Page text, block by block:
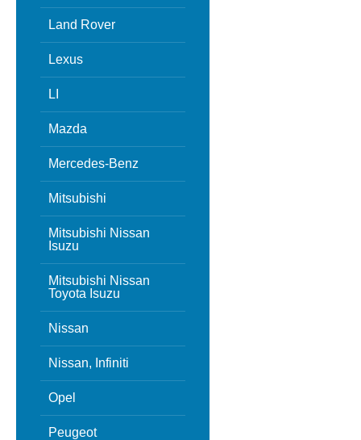
Land Rover
Lexus
LI
Mazda
Mercedes-Benz
Mitsubishi
Mitsubishi Nissan
Isuzu
Mitsubishi Nissan
Toyota Isuzu
Nissan
Nissan, Infiniti
Opel
Peugeot